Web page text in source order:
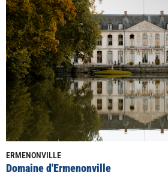
ERMENONVILLE
Domaine d'Ermenonville